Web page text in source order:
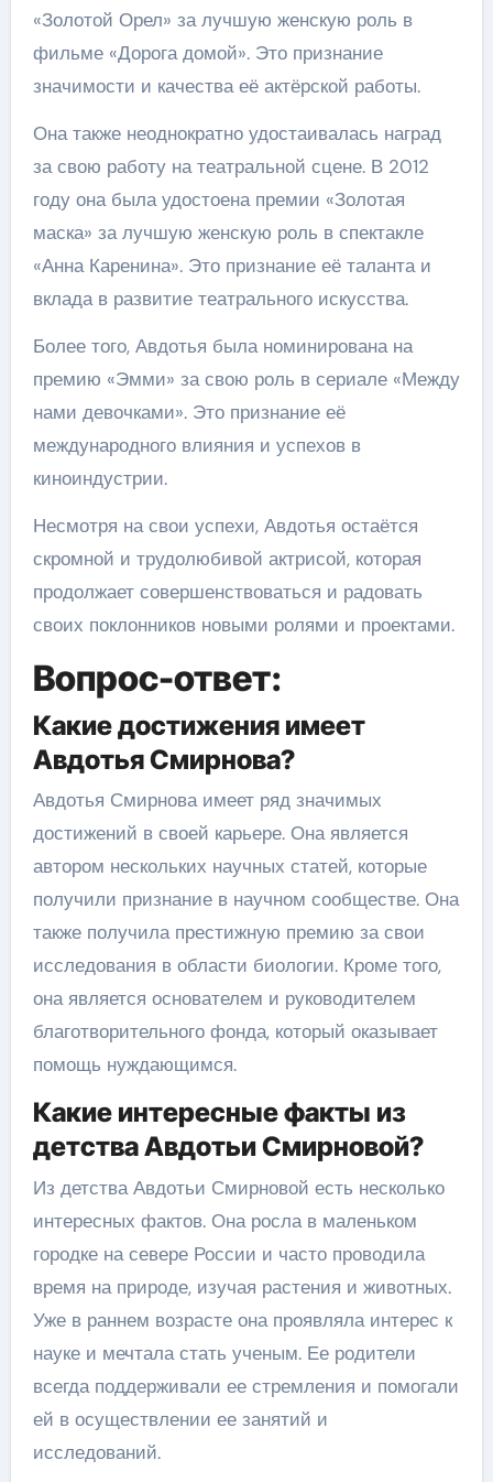
«Золотой Орел» за лучшую женскую роль в
фильме «Дорога домой». Это признание
значимости и качества её актёрской работы.
Она также неоднократно удостаивалась наград
за свою работу на театральной сцене. В 2012
году она была удостоена премии «Золотая
маска» за лучшую женскую роль в спектакле
«Анна Каренина». Это признание её таланта и
вклада в развитие театрального искусства.
Более того, Авдотья была номинирована на
премию «Эмми» за свою роль в сериале «Между
нами девочками». Это признание её
международного влияния и успехов в
киноиндустрии.
Несмотря на свои успехи, Авдотья остаётся
скромной и трудолюбивой актрисой, которая
продолжает совершенствоваться и радовать
своих поклонников новыми ролями и проектами.
Вопрос-ответ:
Какие достижения имеет
Авдотья Смирнова?
Авдотья Смирнова имеет ряд значимых
достижений в своей карьере. Она является
автором нескольких научных статей, которые
получили признание в научном сообществе. Она
также получила престижную премию за свои
исследования в области биологии. Кроме того,
она является основателем и руководителем
благотворительного фонда, который оказывает
помощь нуждающимся.
Какие интересные факты из
детства Авдотьи Смирновой?
Из детства Авдотьи Смирновой есть несколько
интересных фактов. Она росла в маленьком
городке на севере России и часто проводила
время на природе, изучая растения и животных.
Уже в раннем возрасте она проявляла интерес к
науке и мечтала стать ученым. Ее родители
всегда поддерживали ее стремления и помогали
ей в осуществлении ее занятий и
исследований.